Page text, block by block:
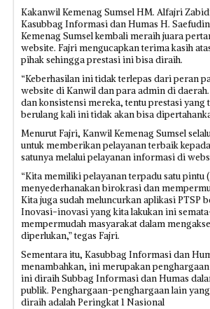
Kakanwil Kemenag Sumsel HM. Alfajri
Kasubbag Informasi dan Humas H.
Kemenag Sumsel kembali meraih juara
website. Fajri mengucapkan terima kasih
pihak sehingga prestasi ini bisa diraih.
“Keberhasilan ini tidak terlepas dari peran
website di Kanwil dan para admin di
dan konsistensi mereka, tentu prestasi yang
berulang kali ini tidak akan bisa
Menurut Fajri, Kanwil Kemenag Sumsel
untuk memberikan pelayanan terbaik
satunya melalui pelayanan informasi di
“Kita memiliki pelayanan terpadu satu pintu
menyederhanakan birokrasi dan
Kita juga sudah meluncurkan aplikasi PTSP
Inovasi-inovasi yang kita lakukan ini
mempermudah masyarakat dalam
diperlukan,” tegas Fajri.
Sementara itu, Kasubbag Informasi dan
menambahkan, ini merupakan penghargaan
ini diraih Subbag Informasi dan Humas
publik. Penghargaan-penghargaan lain
diraih adalah Peringkat 1 Nasional